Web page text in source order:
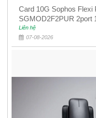
Card 10G Sophos Flexi
SGMOD2F2PUR 2port
Liên hệ
07-08-2026